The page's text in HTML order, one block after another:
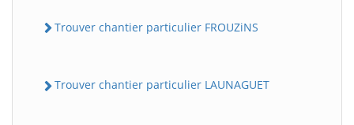
Trouver chantier particulier FROUZiNS
Trouver chantier particulier LAUNAGUET